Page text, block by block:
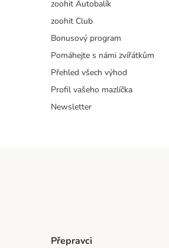
zoohit Autobalík
zoohit Club
Bonusový program
Pomáhejte s námi zvířátkům
Přehled všech výhod
Profil vašeho mazlíčka
Newsletter
Přepravci